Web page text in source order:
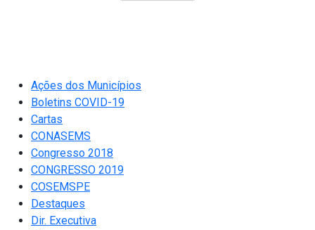
Ações dos Municípios
Boletins COVID-19
Cartas
CONASEMS
Congresso 2018
CONGRESSO 2019
COSEMSPE
Destaques
Dir. Executiva